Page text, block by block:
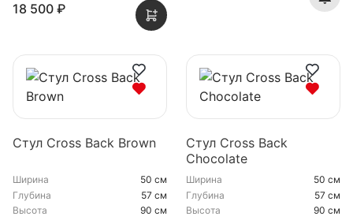
18 500 ₽
Стул Cross Back Brown
Ширина
50 см
Глубина
57 см
Высота
90 см
Стул Cross Back
Chocolate
Ширина
50 см
Глубина
57 см
Высота
90 см